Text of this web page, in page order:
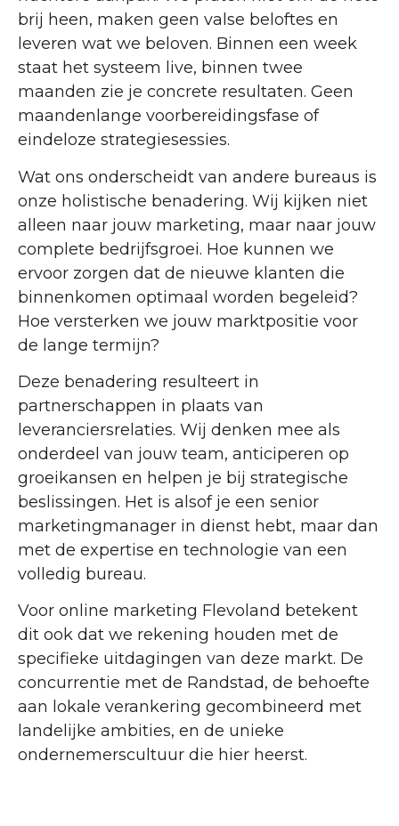
brij heen, maken geen valse beloftes en
leveren wat we beloven. Binnen een week
staat het systeem live, binnen twee
maanden zie je concrete resultaten. Geen
maandenlange voorbereidingsfase of
eindeloze strategiesessies.
Wat ons onderscheidt van andere bureaus is
onze holistische benadering. Wij kijken niet
alleen naar jouw marketing, maar naar jouw
complete bedrijfsgroei. Hoe kunnen we
ervoor zorgen dat de nieuwe klanten die
binnenkomen optimaal worden begeleid?
Hoe versterken we jouw marktpositie voor
de lange termijn?
Deze benadering resulteert in
partnerschappen in plaats van
leveranciersrelaties. Wij denken mee als
onderdeel van jouw team, anticiperen op
groeikansen en helpen je bij strategische
beslissingen. Het is alsof je een senior
marketingmanager in dienst hebt, maar dan
met de expertise en technologie van een
volledig bureau.
Voor online marketing Flevoland betekent
dit ook dat we rekening houden met de
specifieke uitdagingen van deze markt. De
concurrentie met de Randstad, de behoefte
aan lokale verankering gecombineerd met
landelijke ambities, en de unieke
ondernemerscultuur die hier heerst.